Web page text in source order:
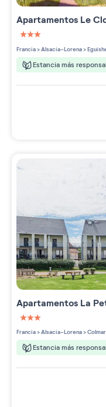
Apartamentos Le
3 étoiles sur 5
Francia>Alsacia-Lorena>
Estancia más
Apartamentos La
3 étoiles sur 5
Francia>Alsacia-Lorena>Colmar
Estancia más